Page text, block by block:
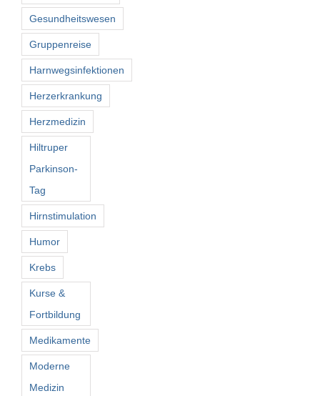
Gesundheitswesen
Gruppenreise
Harnwegsinfektionen
Herzerkrankung
Herzmedizin
Hiltruper
Parkinson-
Tag
Hirnstimulation
Humor
Krebs
Kurse &
Fortbildung
Medikamente
Moderne
Medizin